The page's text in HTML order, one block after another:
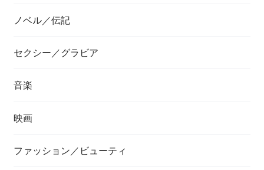
ノベル／伝記
セクシー／グラビア
音楽
映画
ファッション／ビューティ